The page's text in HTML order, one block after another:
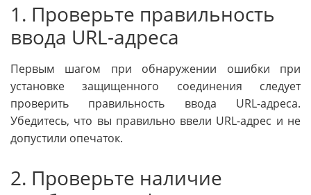
1. Проверьте правильность
ввода URL-адреса
Первым шагом при обнаружении ошибки при
установке защищенного соединения следует
проверить правильность ввода URL-адреса.
Убедитесь, что вы правильно ввели URL-адрес и не
допустили опечаток.
2. Проверьте наличие